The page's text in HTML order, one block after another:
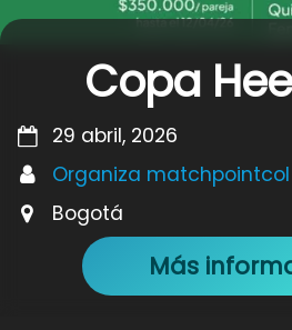
Copa
29 abril, 2026
Organiza matchpointcol
Bogotá
Más